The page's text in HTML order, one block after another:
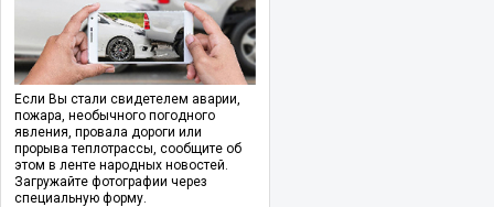
Если Вы стали свидетелем аварии,
пожара, необычного погодного
явления, провала дороги или
прорыва теплотрассы, сообщите об
этом в ленте народных новостей.
Загружайте фотографии через
специальную форму.